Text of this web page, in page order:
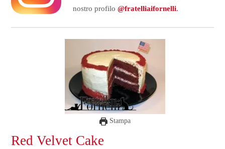
nostro profilo @fratelliaifornelli.
Stampa
Red Velvet Cake